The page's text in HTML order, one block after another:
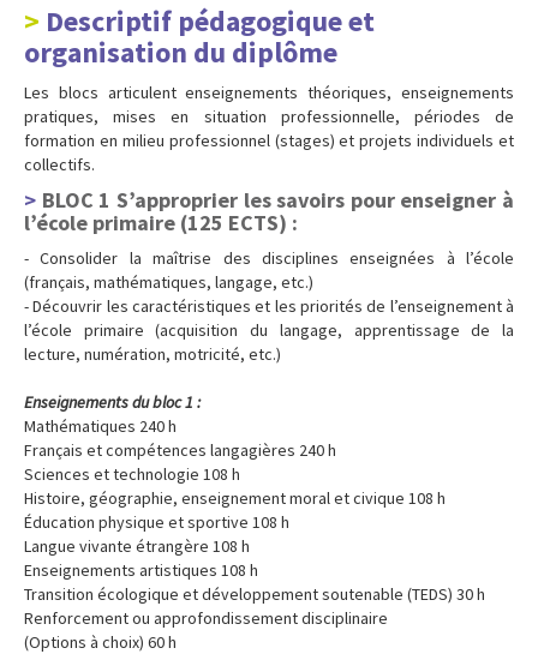
Descriptif pédagogique et
organisation du diplôme
Les blocs articulent enseignements théoriques, enseignements
pratiques, mises en situation professionnelle, périodes de
formation en milieu professionnel (stages) et projets individuels et
collectifs.
BLOC 1 S’approprier les savoirs pour enseigner à
l’école primaire (125 ECTS) :
- Consolider la maîtrise des disciplines enseignées à l’école
(français, mathématiques, langage, etc.)
- Découvrir les caractéristiques et les priorités de l’enseignement à
l’école primaire (acquisition du langage, apprentissage de la
lecture, numération, motricité, etc.)
Enseignements du bloc 1 :
Mathématiques 240 h
Français et compétences langagières 240 h
Sciences et technologie 108 h
Histoire, géographie, enseignement moral et civique 108 h
Éducation physique et sportive 108 h
Langue vivante étrangère 108 h
Enseignements artistiques 108 h
Transition écologique et développement soutenable (TEDS) 30 h
Renforcement ou approfondissement disciplinaire
(Options à choix) 60 h